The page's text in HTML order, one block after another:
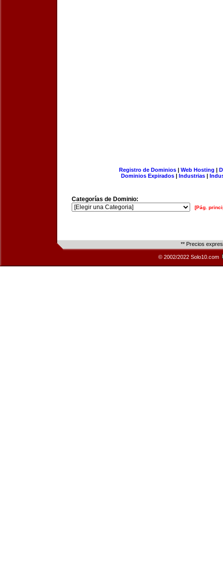
Registro de Dominios| Web Hosting |
Dominios Expirados | Industrias |
Categorías de Dominio:
[Pág.
** Precios
© 2002/2022 Solo10.com